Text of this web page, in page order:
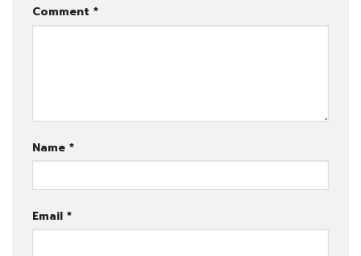
Comment *
Name *
Email *